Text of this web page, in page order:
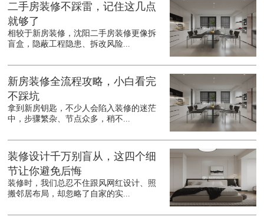
二手房装修不踩雷，记住这几点
就够了
相较于新房装修，沈阳二手房装修更像拆
盲盒，隐蔽工程隐患、拆改风险...
新房装修全流程攻略，小白看完
不踩坑
拿到新房钥匙，不少人会陷入装修的迷茫
中，步骤繁杂、节点众多，稍不...
装修设计千万别盲从，这四个细
节让你避免后悔
装修时，我们总忍不住跟风网红设计、照
搬邻居布局，却忽略了自家的实...